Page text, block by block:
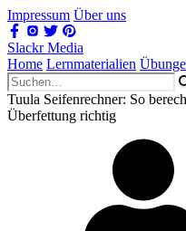
Impressum Über uns
Slackr Media
Home Lernmaterialien
Tuula Seifenrechner: So
Überfettung richtig